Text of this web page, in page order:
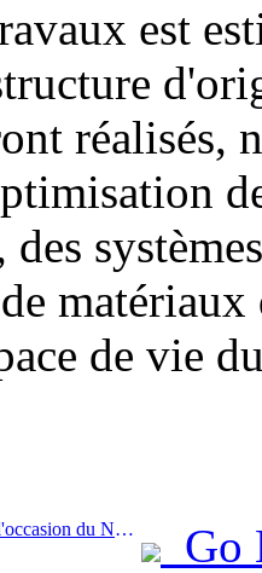
est
réalisés,
de vie
Prev:Neuf départements : À l'occasion du Nouvel An chinois, les chaînes hôtelières et les chambres d'hôtes de charme proposeront des offres préférentielles.
Go